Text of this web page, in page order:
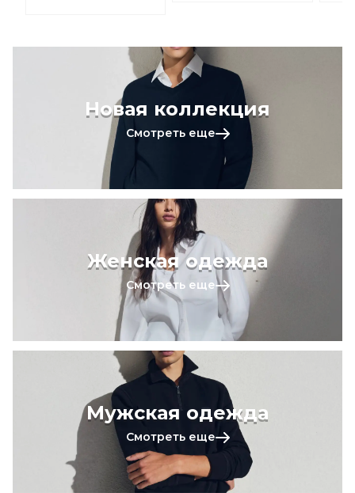
Новая коллекция
Смотреть еще
Женская одежда
Смотреть еще
Мужская одежда
Смотреть еще